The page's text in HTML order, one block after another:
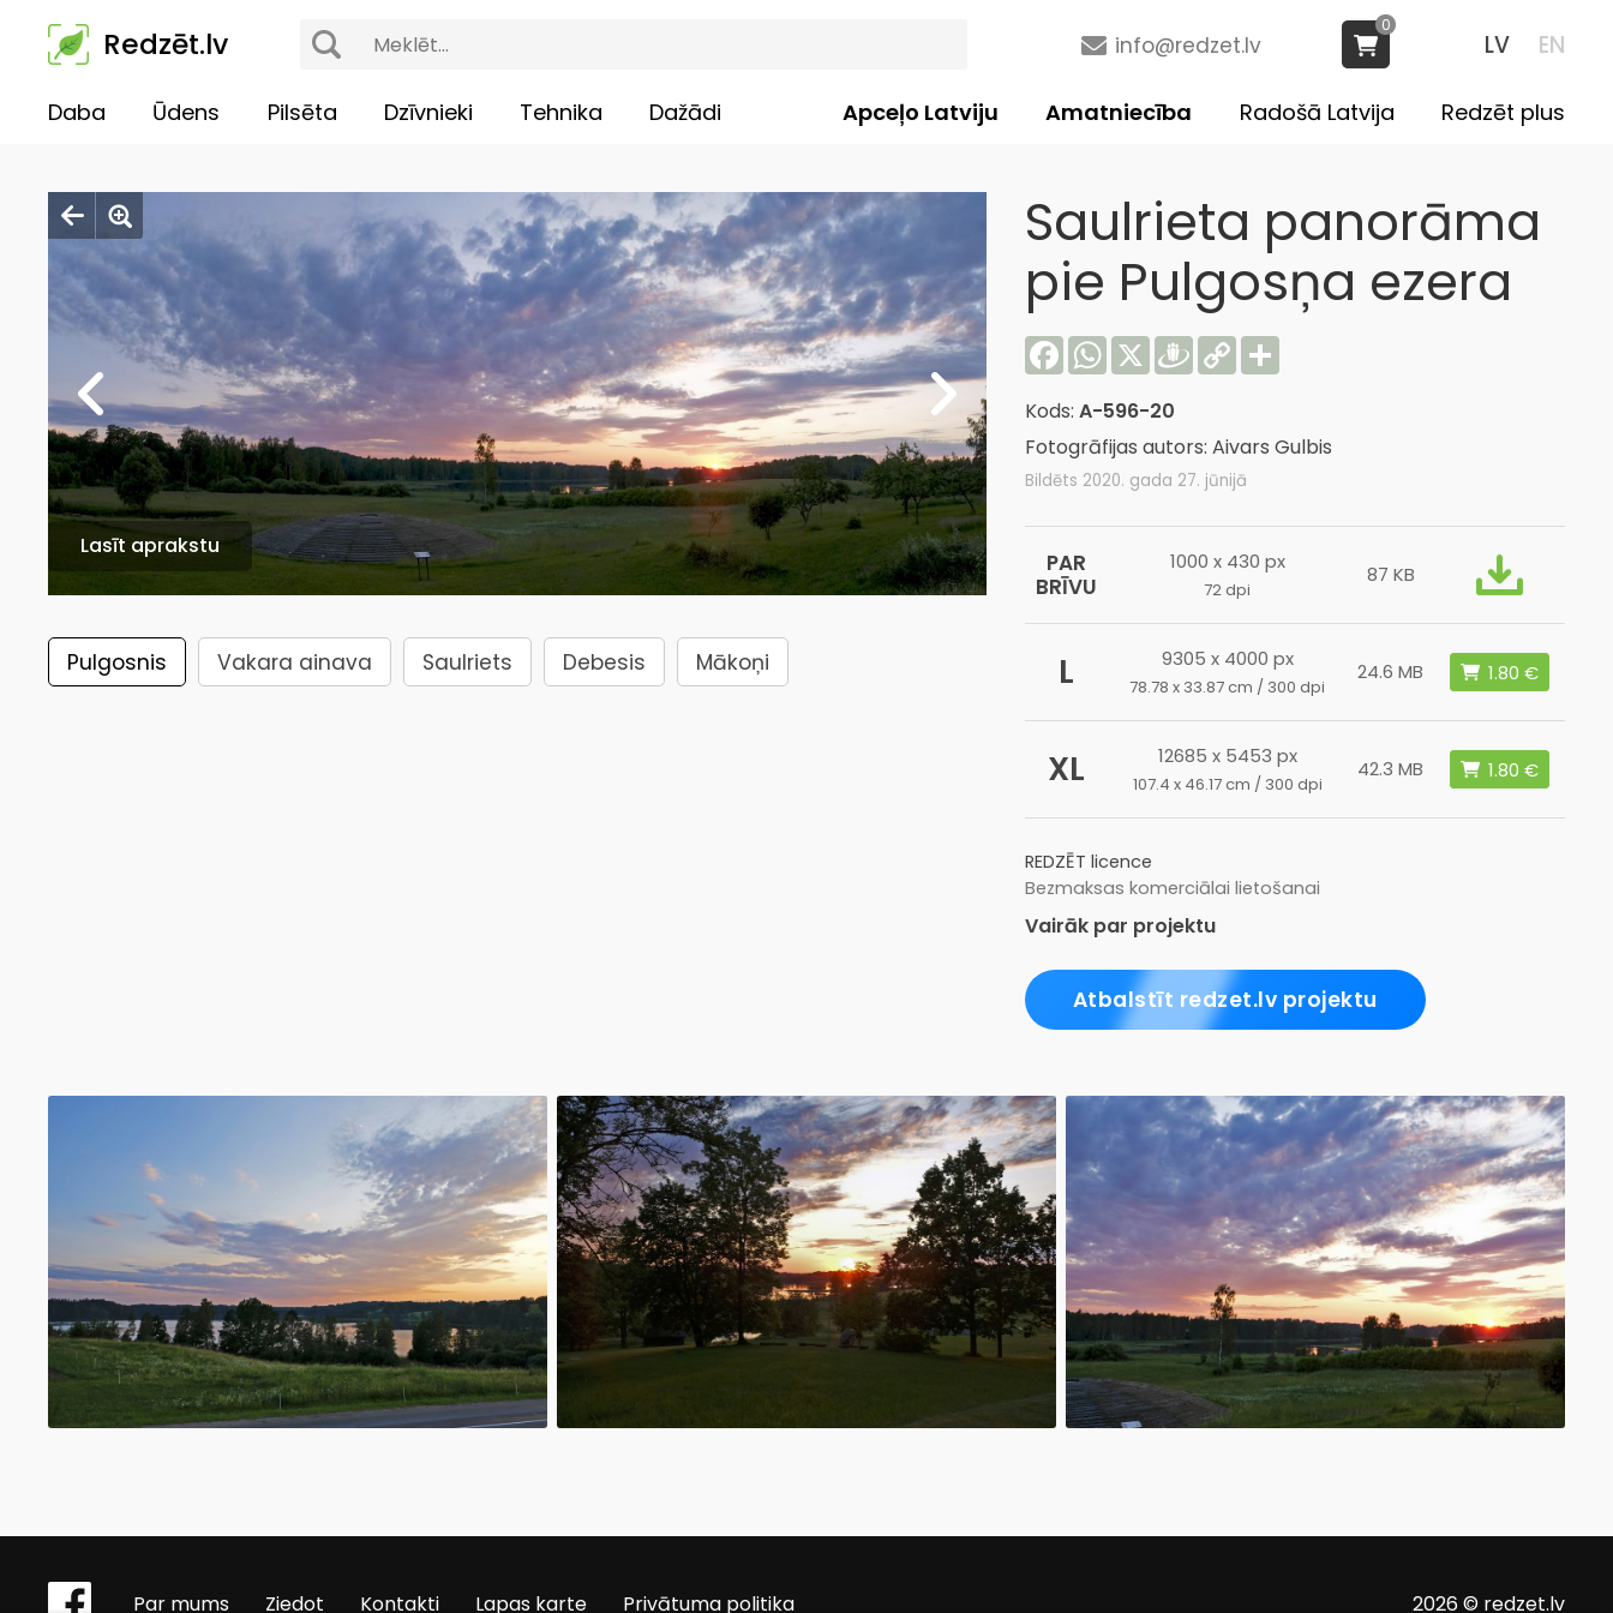
Redzēt.lv LV EN
info@redzet.lv
0
Daba Ūdens Pilsēta Dzīvnieki Tehnika Dažādi Redzēt plus
Radošā Latvija
Amatniecība
Apceļo Latviju
Lasīt aprakstu
Pulgosnis Vakara ainava Saulriets Debesis Mākoņi
Saulrieta panorāma
pie Pulgosņa ezera
Facebook
WhatsApp
X Draugiem
Copy
Link
Share
Kods: A-596-20
Fotogrāfijas autors: Aivars Gulbis
Bildēts 2020. gada 27. jūnijā
PAR
BRĪVU
1000 x 430 px
72 dpi
87 KB
L 9305 x 4000 px
78.78 x 33.87 cm / 300 dpi
24.6 MB
XL 12685 x 5453 px
107.4 x 46.17 cm / 300 dpi
42.3 MB
REDZĒT licence
Bezmaksas komerciālai lietošanai
Vairāk par projektu
Atbalstīt redzet.lv projektu
Par mums Ziedot Kontakti Lapas karte Privātuma politika 2026 © redzet.lv